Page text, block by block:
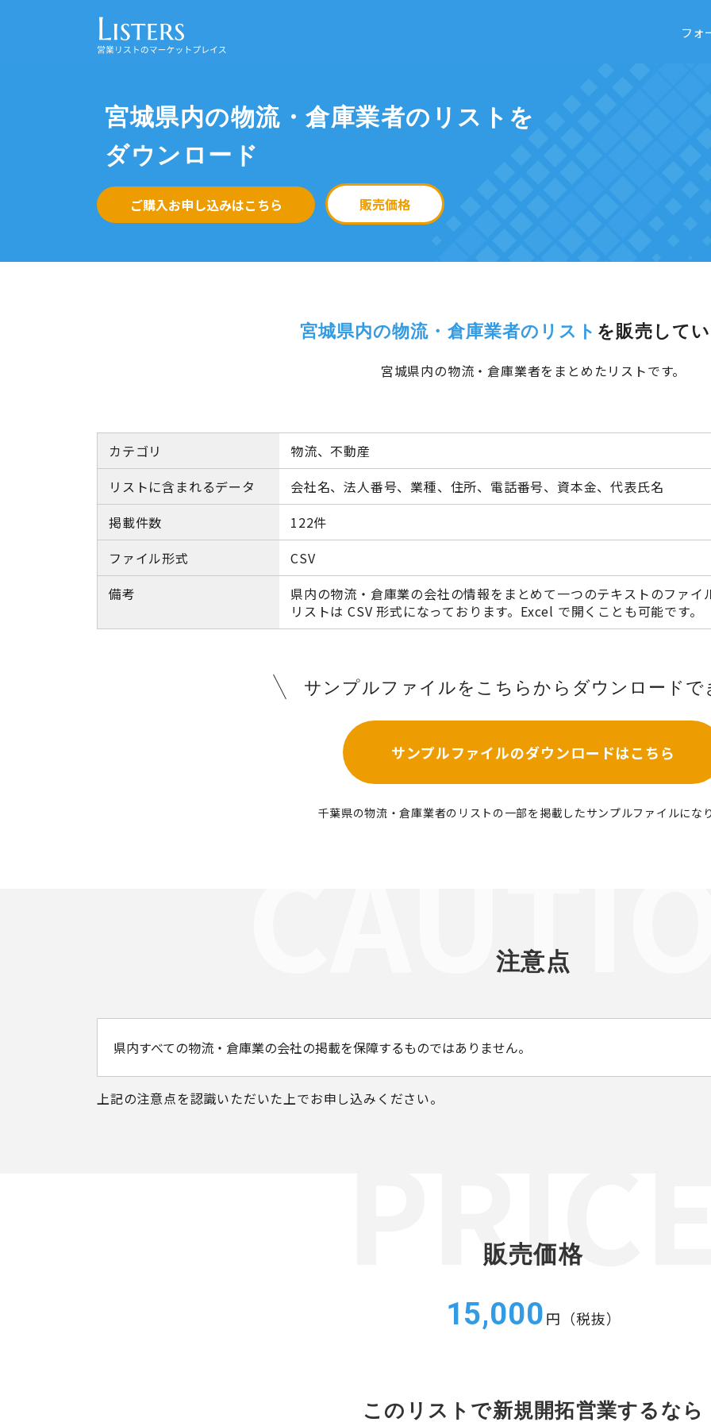
フォ
宮城県内の物流・倉庫業者のリストを
ダウンロード
ご購入お申し込みはこちら 販売価格
宮城県内の物流・倉庫業者のリスト を販売して
宮城県内の物流・倉庫業者をまとめたリストです。
カテゴリ
物流、不動産
リストに含まれるデータ
会社名、法人番号、業種、住所、電話番号、資本金、代表氏名
掲載件数
122件
ファイル形式
CSV
備考
県内の物流・倉庫業の会社の情報をまとめて一つのテキストのファイ
リストは CSV 形式になっております。Excel で開くことも可能です。
サンプルファイルをこちらから ダウンロードで
サンプルファイルのダウンロードはこちら
千葉県の物流・倉庫業者のリストの一部を掲載したサンプルファイルにな
注意点
県内すべての物流・倉庫業の会社の掲載を保障するものではありません。
上記の注意点を認識いただいた上でお申し込みください。
販売価格
15,000円（税抜）
このリストで新規開拓営業するなら